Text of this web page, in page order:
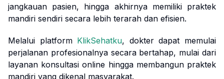
jangkauan pasien, hingga akhirnya memiliki praktek
mandiri sendiri secara lebih terarah dan efisien.
Melalui platform KlikSehatku, dokter dapat memulai
perjalanan profesionalnya secara bertahap, mulai dari
layanan konsultasi online hingga membangun praktek
mandiri yang dikenal masyarakat.